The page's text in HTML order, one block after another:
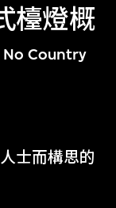
檯燈概
Country
士而構思的